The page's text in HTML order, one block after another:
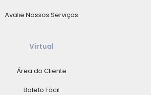
Avalie Nossos Serviços
Virtual
Área do Cliente
Boleto Fácil